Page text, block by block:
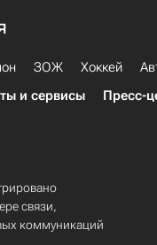
ЗОЖ Хоккей
и сервисы Пресс-
связи,
коммуникаций